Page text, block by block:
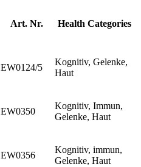
Art. Nr. Health Categories
EW0124/5
Kognitiv, Gelenke,
Haut
EW0350
Kognitiv, Immun,
Gelenke, Haut
EW0356
Kognitiv, immun,
Gelenke, Haut